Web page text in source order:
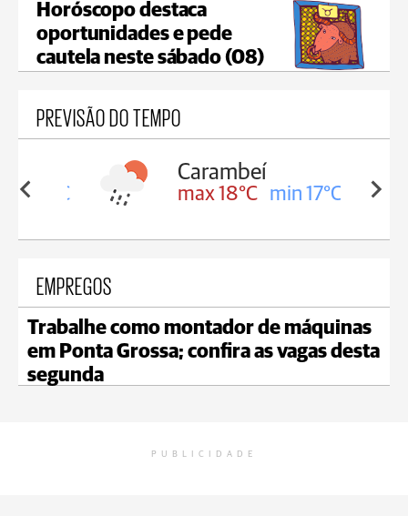
Horóscopo destaca
oportunidades e pede
cautela neste sábado (08)
PREVISÃO DO TEMPO
18°C
Carambeí
max 18°C min 17°C
EMPREGOS
Trabalhe como montador de máquinas
em Ponta Grossa; confira as vagas desta
segunda
PUBLICIDADE